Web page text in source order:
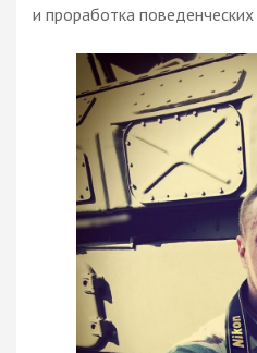
и проработка